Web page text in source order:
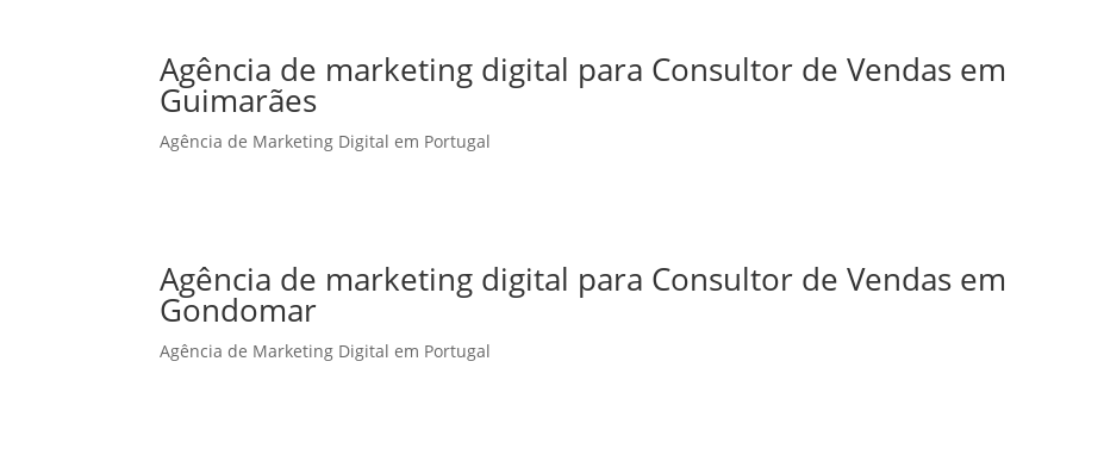
Agência de marketing digital para Consultor de Vendas em
Guimarães
Agência de Marketing Digital em Portugal
Agência de marketing digital para Consultor de Vendas em
Gondomar
Agência de Marketing Digital em Portugal